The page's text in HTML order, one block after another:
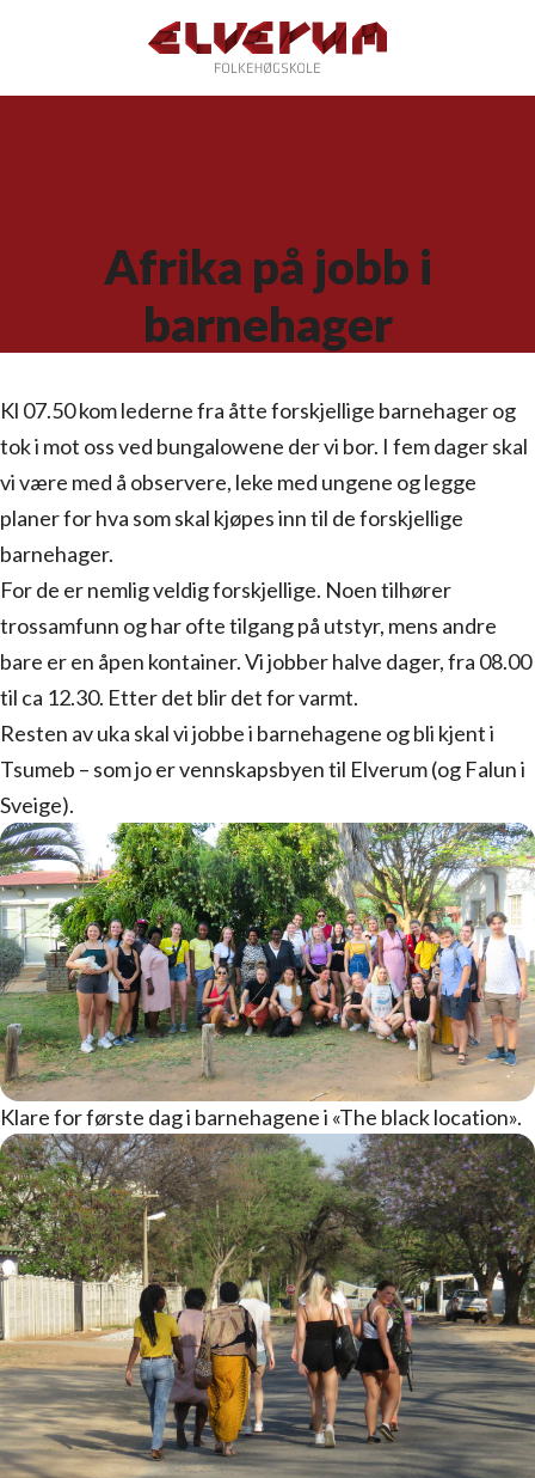
Afrika på jobb i
barnehager
Kl 07.50 kom lederne fra åtte forskjellige barnehager og
tok i mot oss ved bungalowene der vi bor. I fem dager skal
vi være med å observere, leke med ungene og legge
planer for hva som skal kjøpes inn til de forskjellige
barnehager.
For de er nemlig veldig forskjellige. Noen tilhører
trossamfunn og har ofte tilgang på utstyr, mens andre
bare er en åpen kontainer. Vi jobber halve dager, fra 08.00
til ca 12.30. Etter det blir det for varmt.
Resten av uka skal vi jobbe i barnehagene og bli kjent i
Tsumeb – som jo er vennskapsbyen til Elverum (og Falun i
Sveige).
Klare for første dag i barnehagene i «The black location».